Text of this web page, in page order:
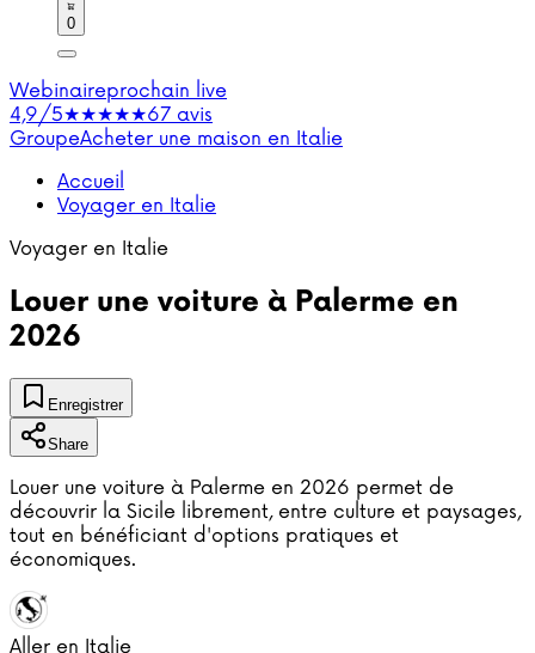
0
Webinaireprochain live
4,9/5★★★★★67 avis
GroupeAcheter une maison en Italie
Accueil
Voyager en Italie
Voyager en Italie
Louer une voiture à Palerme en
2026
Enregistrer
Share
Louer une voiture à Palerme en 2026 permet de
découvrir la Sicile librement, entre culture et paysages,
tout en bénéficiant d'options pratiques et
économiques.
Aller en Italie